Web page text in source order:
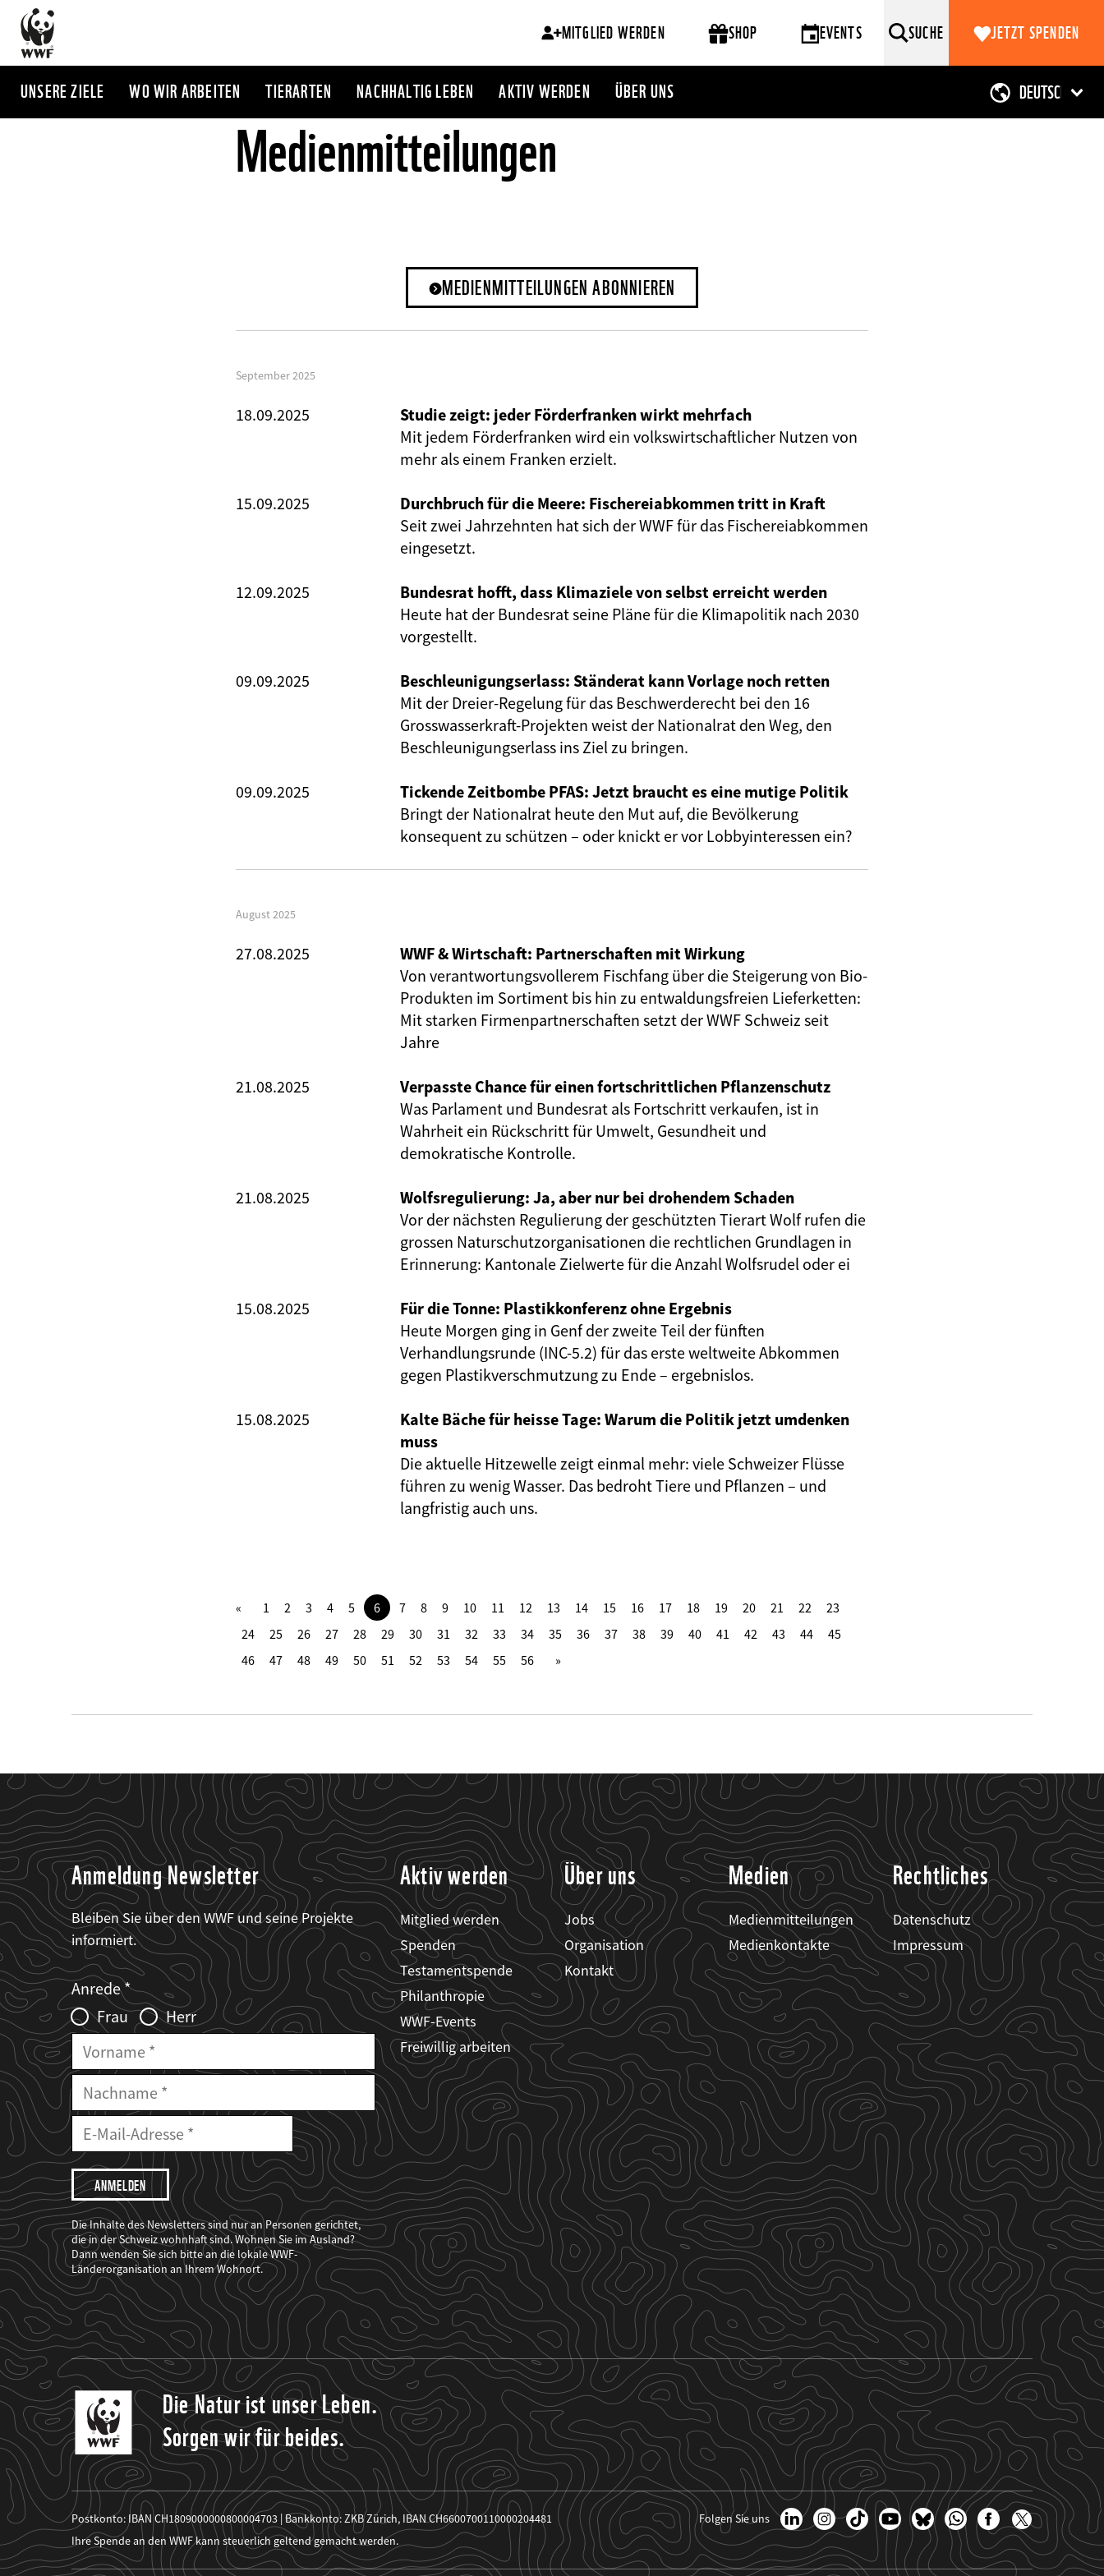
Direkt
zum
Inhalt
MITGLIED WERDEN SHOP EVENTS SUCHE JETZT SPENDEN
UNSERE ZIELE WO WIR ARBEITEN TIERARTEN NACHHALTIG LEBEN AKTIV WERDEN ÜBER UNS
Medienmitteilungen
MEDIENMITTEILUNGEN ABONNIEREN
September 2025
18.09.2025
Studie zeigt: jeder Förderfranken wirkt mehrfach
Mit jedem Förderfranken wird ein volkswirtschaftlicher Nutzen von
mehr als einem Franken erzielt.
15.09.2025
Durchbruch für die Meere: Fischereiabkommen tritt in Kraft
Seit zwei Jahrzehnten hat sich der WWF für das Fischereiabkommen
eingesetzt.
12.09.2025
Bundesrat hofft, dass Klimaziele von selbst erreicht werden
Heute hat der Bundesrat seine Pläne für die Klimapolitik nach 2030
vorgestellt.
09.09.2025
Beschleunigungserlass: Ständerat kann Vorlage noch retten
Mit der Dreier-Regelung für das Beschwerderecht bei den 16
Grosswasserkraft-Projekten weist der Nationalrat den Weg, den
Beschleunigungserlass ins Ziel zu bringen.
09.09.2025
Tickende Zeitbombe PFAS: Jetzt braucht es eine mutige Politik
Bringt der Nationalrat heute den Mut auf, die Bevölkerung
konsequent zu schützen – oder knickt er vor Lobbyinteressen ein?
August 2025
27.08.2025
WWF & Wirtschaft: Partnerschaften mit Wirkung
Von verantwortungsvollerem Fischfang über die Steigerung von Bio-
Produkten im Sortiment bis hin zu entwaldungsfreien Lieferketten:
Mit starken Firmenpartnerschaften setzt der WWF Schweiz seit
Jahre
21.08.2025
Verpasste Chance für einen fortschrittlichen Pflanzenschutz
Was Parlament und Bundesrat als Fortschritt verkaufen, ist in
Wahrheit ein Rückschritt für Umwelt, Gesundheit und
demokratische Kontrolle.
21.08.2025
Wolfsregulierung: Ja, aber nur bei drohendem Schaden
Vor der nächsten Regulierung der geschützten Tierart Wolf rufen die
grossen Naturschutzorganisationen die rechtlichen Grundlagen in
Erinnerung: Kantonale Zielwerte für die Anzahl Wolfsrudel oder ei
15.08.2025
Für die Tonne: Plastikkonferenz ohne Ergebnis
Heute Morgen ging in Genf der zweite Teil der fünften
Verhandlungsrunde (INC-5.2) für das erste weltweite Abkommen
gegen Plastikverschmutzung zu Ende – ergebnislos.
15.08.2025
Kalte Bäche für heisse Tage: Warum die Politik jetzt umdenken
muss
Die aktuelle Hitzewelle zeigt einmal mehr: viele Schweizer Flüsse
führen zu wenig Wasser. Das bedroht Tiere und Pflanzen – und
langfristig auch uns.
1 2 3 4 5 6 7 8 9 10 11 12 13 14 15 16 17 18 19 20 21 22
23
24
25 26 27 28 29 30 31 32 33 34 35 36 37 38 39 40 41 42 43 44
45
46
47 48 49 50 51 52 53 54 55 56
Anmeldung Newsletter
Bleiben Sie über den WWF und seine Projekte
informiert.
Web2Case
Infofelder
Fieldset
anrede_name
Anrede
Frau
Herr
Vorname
Nachname
E-
Mailadresse
Mail
Adresse
Ich
möchte,
dass
der
WWF
mich
über
seine
Projekte
informiert.
Die Inhalte des Newsletters sind nur an Personen gerichtet,
die in der Schweiz wohnhaft sind. Wohnen Sie im Ausland?
Dann wenden Sie sich bitte an die lokale WWF-
Länderorganisation an Ihrem Wohnort.
Aktiv werden
Mitglied werden
Spenden
Testamentspende
Philanthropie
WWF-Events
Freiwillig arbeiten
Über uns
Jobs
Organisation
Kontakt
Medien
Medienmitteilungen
Medienkontakte
Rechtliches
Datenschutz
Impressum
Die Natur ist unser Leben.
Sorgen wir für beides.
Postkonto: IBAN CH1809000000800004703 | Bankkonto: ZKB Zürich, IBAN CH6600700110000204481
Ihre Spende an den WWF kann steuerlich geltend gemacht werden.
Folgen Sie uns